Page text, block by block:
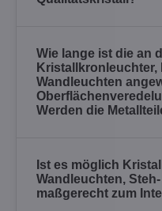
Wie lange ist die an
Kristallkronleuchter,
Wandleuchten
Werden die
Ist es möglich
Wandleuchten,
maßgerecht zum